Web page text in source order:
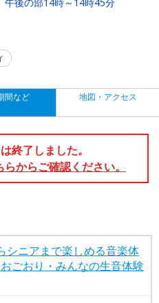
間など 地図・アクセス
終了しました。
からご確認ください。
シニアまで楽しめる音楽体
ごおり・みんなの生音体験